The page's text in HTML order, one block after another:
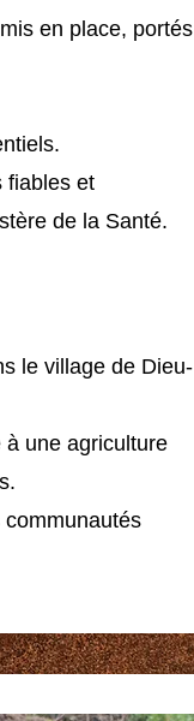
en place, portés
fiables et
de la Santé.
le village de Dieu-
à une agriculture
communautés